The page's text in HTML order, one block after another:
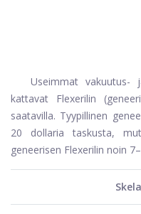
Useimmat vakuutus-
kattavat Flexerilin
saatavilla. Tyypillinen
20 dollaria taskusta,
geneerisen Flexerilin noin